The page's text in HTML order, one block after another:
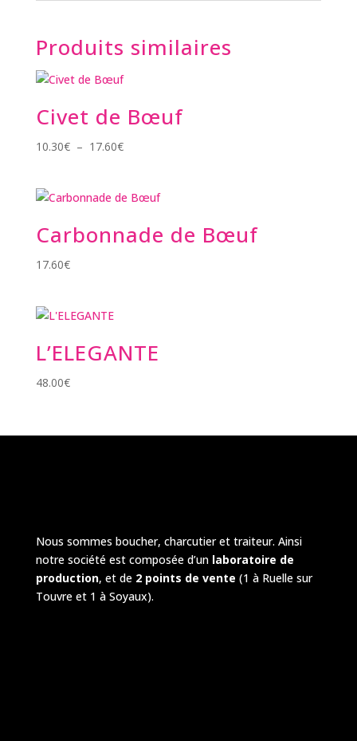
Produits similaires
Civet de Bœuf
10.30€ – 17.60€Plage
10.30€
17.60€
Carbonnade de Bœuf
17.60€
L’ELEGANTE
48.00€
Nous sommes boucher, charcutier et traiteur. Ainsi
notre société est composée d’un laboratoire de
production, et de2 points de vente (1 à Ruelle sur
Touvre et 1 à Soyaux).